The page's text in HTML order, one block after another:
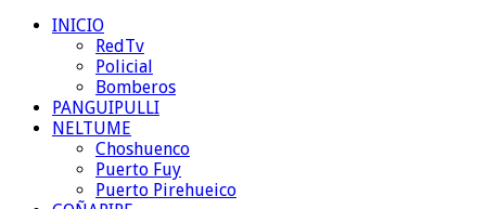
INICIO
RedTv
Policial
Bomberos
PANGUIPULLI
NELTUME
Choshuenco
Puerto Fuy
Puerto Pirehueico